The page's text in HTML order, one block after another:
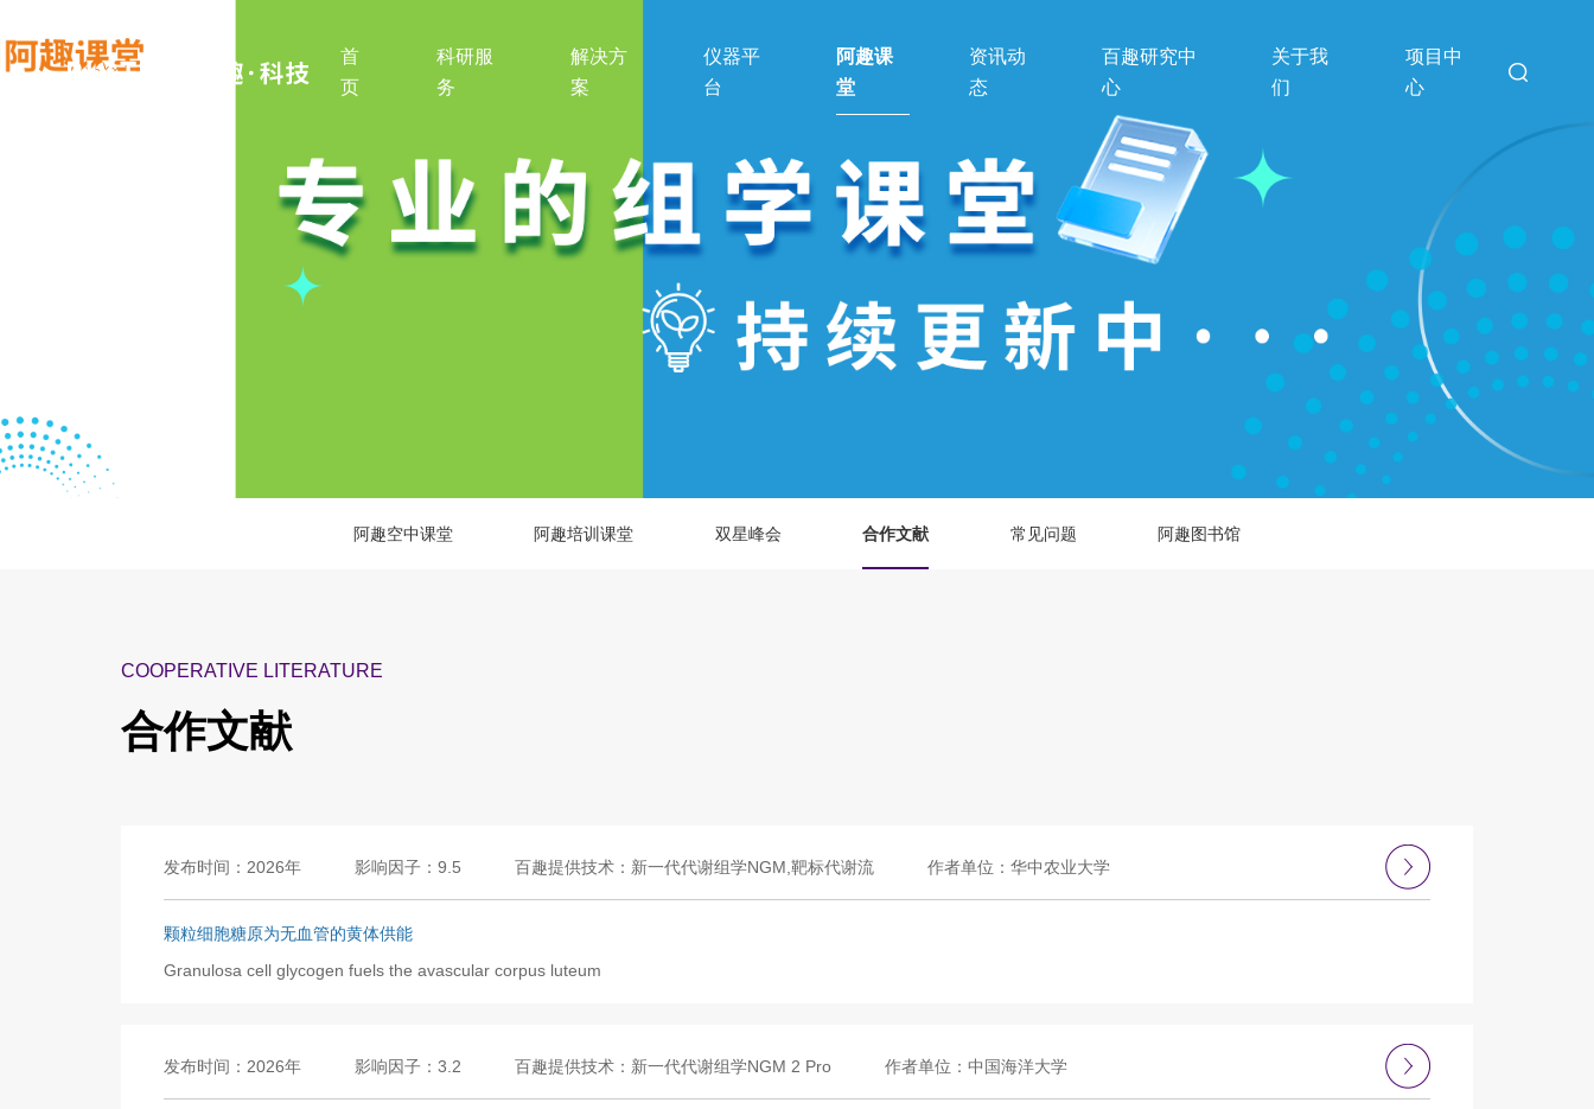
首
页
科研服
务
解决方
案
仪器平
台
阿趣课
堂
资讯动
态
百趣研究中
心
关于我
们
项目中
心
阿趣空中课堂 阿趣培训课堂 双星峰会 合作文献 常见问题 阿趣图书馆
COOPERATIVE LITERATURE
合作文献
发布时间：2026年 影响因子：9.5 百趣提供技术：新一代代谢组学NGM,靶标代谢流 作者单位：华中农业大学
颗粒细胞糖原为无血管的黄体供能
Granulosa cell glycogen fuels the avascular corpus luteum
发布时间：2026年 影响因子：3.2 百趣提供技术：新一代代谢组学NGM 2 Pro 作者单位：中国海洋大学